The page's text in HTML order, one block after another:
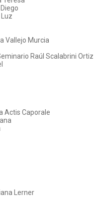
Vallejo Murcia
Raúl Scalabrini Ortiz
Actis Caporale
Lerner